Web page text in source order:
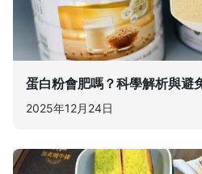
蛋白粉會肥嗎？科學解析與避
2025年12月24日